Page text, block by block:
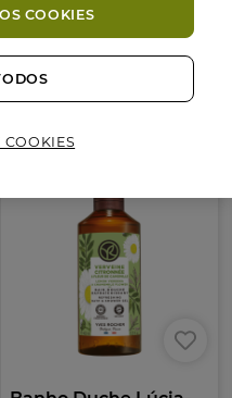
ao longo do dia! Não
VÉGÉTALE®
origem natural
100% reciclado
COOKIES
COOKIES